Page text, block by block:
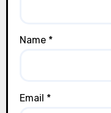
Name *
Email *